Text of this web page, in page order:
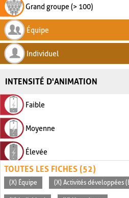
Grand groupe (> 100)
Équipe
Individuel
INTENSITÉ D'ANIMATION
Faible
Moyenne
Élevée
TOUTES LES FICHES (52)
(X) Équipe (X) Activités développées